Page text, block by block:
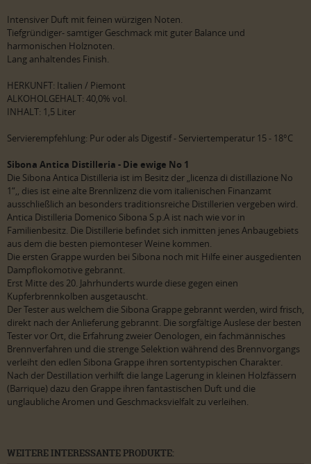
Intensiver Duft mit feinen würzigen Noten.
Tiefgründiger- samtiger Geschmack mit guter Balance und
harmonischen Holznoten.
Lang anhaltendes Finish.
HERKUNFT: Italien / Piemont
ALKOHOLGEHALT: 40,0% vol.
INHALT: 1,5 Liter
Servierempfehlung: Pur oder als Digestif - Serviertemperatur 15 - 18°C
Sibona Antica Distilleria - Die ewige No 1
Die Sibona Antica Distilleria ist im Besitz der „licenza di distillazione No
1“,, dies ist eine alte Brennlizenz die vom italienischen Finanzamt
ausschließlich an besonders traditionsreiche Distillerien vergeben wird.
Antica Distilleria Domenico Sibona S.p.A ist nach wie vor in
Familienbesitz. Die Distillerie befindet sich inmitten jenes Anbaugebiets
aus dem die besten piemonteser Weine kommen.
Die ersten Grappe wurden bei Sibona noch mit Hilfe einer ausgedienten
Dampflokomotive gebrannt.
Erst Mitte des 20. Jahrhunderts wurde diese gegen einen
Kupferbrennkolben ausgetauscht.
Der Tester aus welchem die Sibona Grappe gebrannt werden, wird frisch,
direkt nach der Anlieferung gebrannt. Die sorgfältige Auslese der besten
Tester vor Ort, die Erfahrung zweier Oenologen, ein fachmännisches
Brennverfahren und die strenge Selektion während des Brennvorgangs
verleiht den edlen Sibona Grappe ihren sortentypischen Charakter.
Nach der Destillation verhilft die lange Lagerung in kleinen Holzfässern
(Barrique) dazu den Grappe ihren fantastischen Duft und die
unglaubliche Aromen und Geschmacksvielfalt zu verleihen.
WEITERE INTERESSANTE PRODUKTE: